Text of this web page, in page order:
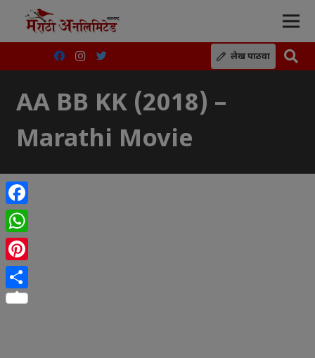
लेख पाठवा
AA BB KK (2018) –
Marathi Movie
Facebook
WhatsApp
Pinterest
Share